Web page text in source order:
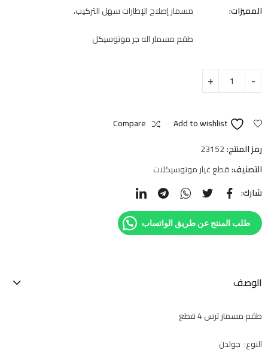
المميزات:
مسمار إصلاح الإطارات سهل التركيب،
طقم مسمار اله جر موتوسيكل
Add to wishlist
Compare
رمز المنتج:23152
التصنيف:قطع غيار موتوسيكلات
شارك:
طلب المنتج عن طريق الواتساب
الوصف
طقم مسمار ترس 4 قطع
النوع: جولدن